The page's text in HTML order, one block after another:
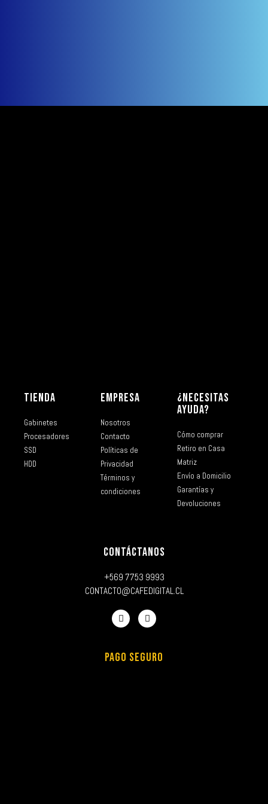
TIENDA
Gabinetes
Procesadores
SSD
HDD
EMPRESA
Nosotros
Contacto
Políticas de
Privacidad
Términos y
condiciones
¿NECESITAS
AYUDA?
Cómo comprar
Retiro en Casa
Matriz
Envío a Domicilio
Garantías y
Devoluciones
CONTÁCTANOS
+569 7753 9993
CONTACTO@CAFEDIGITAL.CL
PAGO SEGURO